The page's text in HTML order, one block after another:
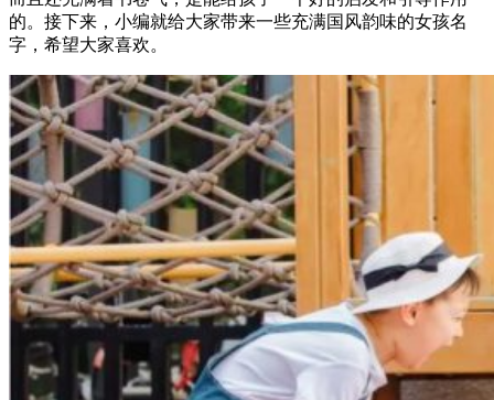
的。接下来，小编就给大家带来一些充满国风韵味的女孩名
字，希望大家喜欢。